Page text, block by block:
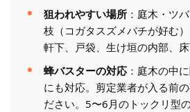
狙われやすい場所：庭木・ツ
枝（コガタスズメバチが好む）
軒下、戸袋、生け垣の内部、
蜂バスターの対応：庭木の中
にも対応。剪定業者が入る前
ださい。5〜6月のトックリ型